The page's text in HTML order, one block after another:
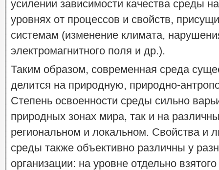
усилении зависимости качества среды
уровнях от процессов и свойств,
системам (изменение климата,
электромагнитного поля и др.).
Таким образом, современная среда
делится на природную, природно-
Степень освоенности среды сильно
природных зонах мира, так и на
региональном и локальном. Свойства и
среды также объективно различны у
организации: на уровне отдельно